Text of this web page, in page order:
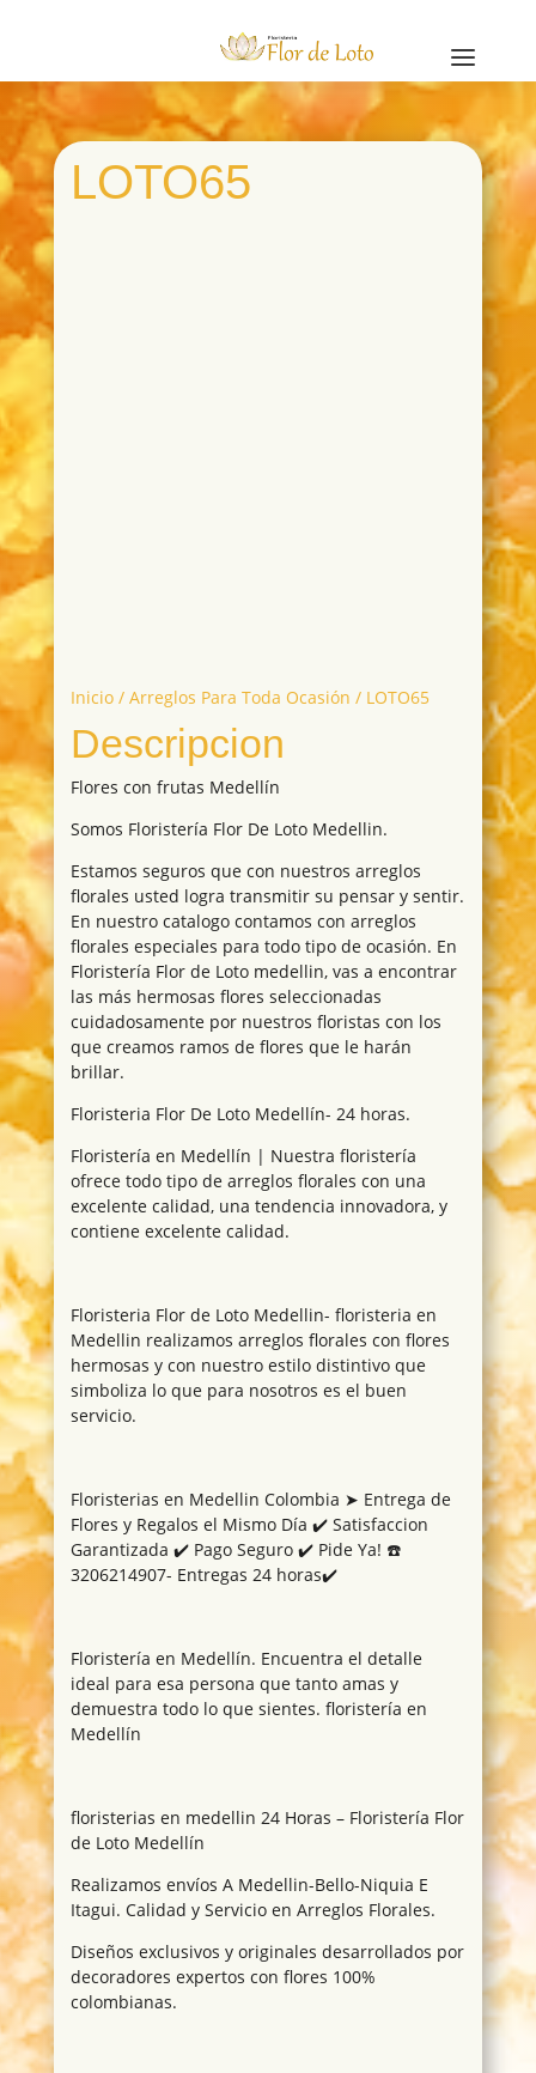
a
LOTO65
Inicio/ Arreglos Para Toda Ocasión / LOTO65
Descripcion
Flores con frutas Medellín
Somos Floristería Flor De Loto Medellin.
Estamos seguros que con nuestros arreglos
florales usted logra transmitir su pensar y sentir.
En nuestro catalogo contamos con arreglos
florales especiales para todo tipo de ocasión. En
Floristería Flor de Loto medellin, vas a encontrar
las más hermosas flores seleccionadas
cuidadosamente por nuestros floristas con los
que creamos ramos de flores que le harán
brillar.
Floristeria Flor De Loto Medellín- 24 horas.
Floristería en Medellín | Nuestra floristería
ofrece todo tipo de arreglos florales con una
excelente calidad, una tendencia innovadora, y
contiene excelente calidad.
Floristeria Flor de Loto Medellin- floristeria en
Medellin realizamos arreglos florales con flores
hermosas y con nuestro estilo distintivo que
simboliza lo que para nosotros es el buen
servicio.
Floristerias en Medellin Colombia ➤ Entrega de
Flores y Regalos el Mismo Día ✔️ Satisfaccion
Garantizada ✔️ Pago Seguro ✔️ Pide Ya! ☎️
3206214907- Entregas 24 horas✔️
Floristería en Medellín. Encuentra el detalle
ideal para esa persona que tanto amas y
demuestra todo lo que sientes. floristería en
Medellín
floristerias en medellin 24 Horas – Floristería Flor
de Loto Medellín
Realizamos envíos A Medellin-Bello-Niquia E
Itagui. Calidad y Servicio en Arreglos Florales.
Diseños exclusivos y originales desarrollados por
decoradores expertos con flores 100%
colombianas.